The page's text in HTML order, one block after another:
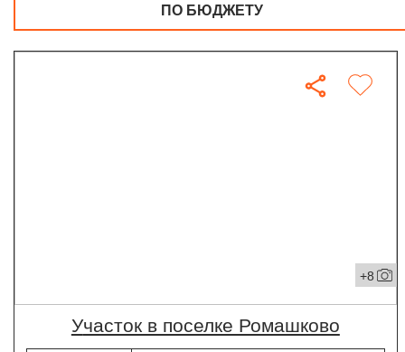
ПО БЮДЖЕТУ
+8
участок в поселке Ромашково